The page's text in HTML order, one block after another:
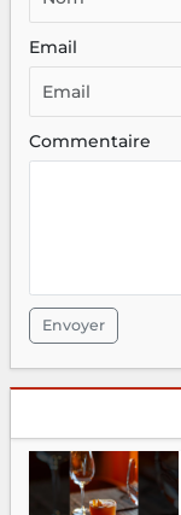
Email
Commentaire
Envoyer